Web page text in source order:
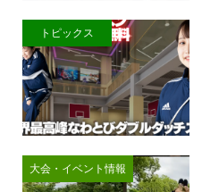
トピックス
大会・イベント情報